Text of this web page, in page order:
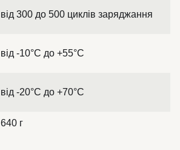
від 300 до 500 циклів заряджання
від -10°C до +55°C
від -20°C до +70°C
640 г